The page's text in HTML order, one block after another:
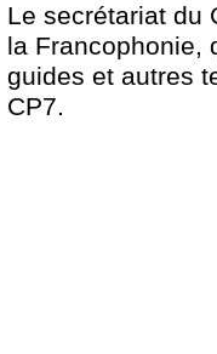
Le secrétariat du
la Francophonie,
guides et autres
CP7.